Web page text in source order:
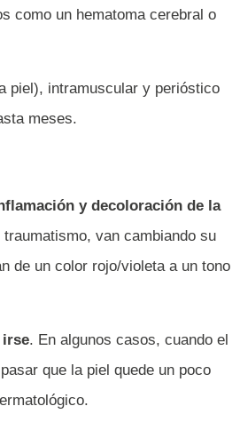
como un hematoma cerebral o
piel), intramuscular y perióstico
meses.
y decoloración de la
van cambiando su
de un color rojo/violeta a un tono
irse. En algunos casos, cuando el
que la piel quede un poco